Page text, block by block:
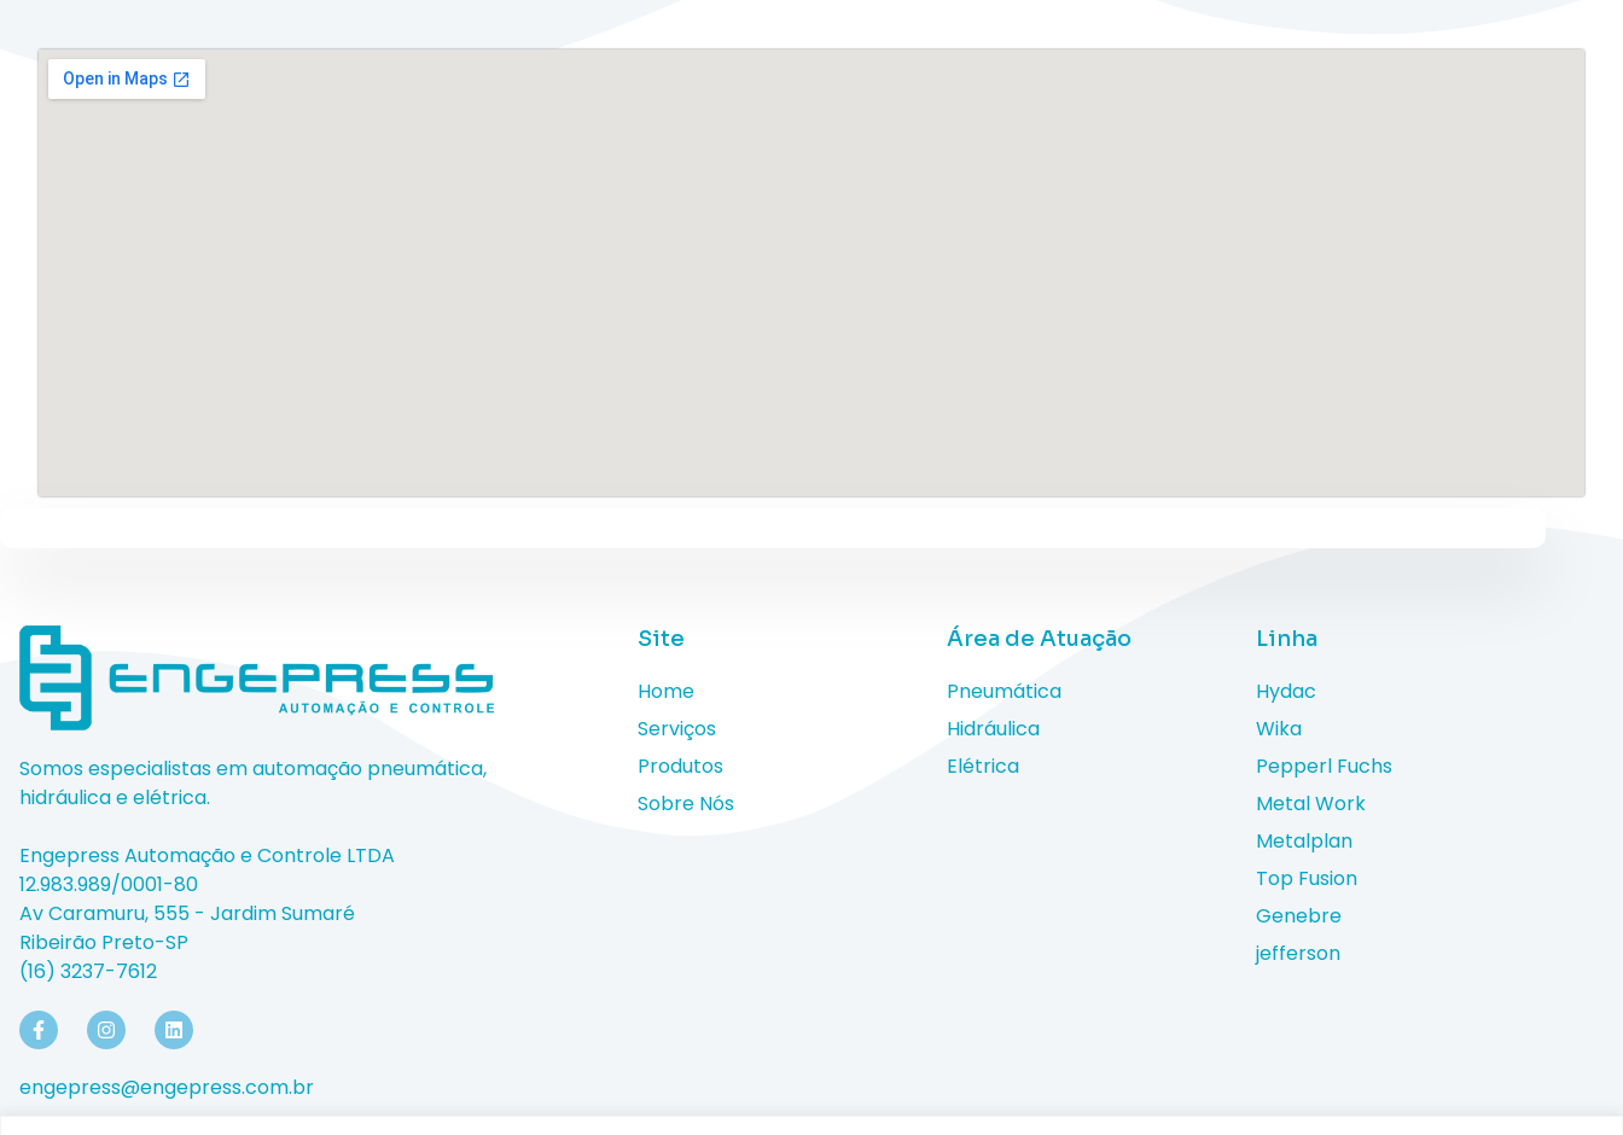
Somos especialistas em automação pneumática,
hidráulica e elétrica.
Engepress Automação e Controle LTDA
12.983.989/0001-80
Av Caramuru, 555 - Jardim Sumaré
Ribeirão Preto-SP
(16) 3237-7612
engepress@engepress.com.br
Site
Home
Serviços
Produtos
Sobre Nós
Área de Atuação
Pneumática
Hidráulica
Elétrica
Linha
Hydac
Wika
Pepperl Fuchs
Metal Work
Metalplan
Top Fusion
Genebre
jefferson